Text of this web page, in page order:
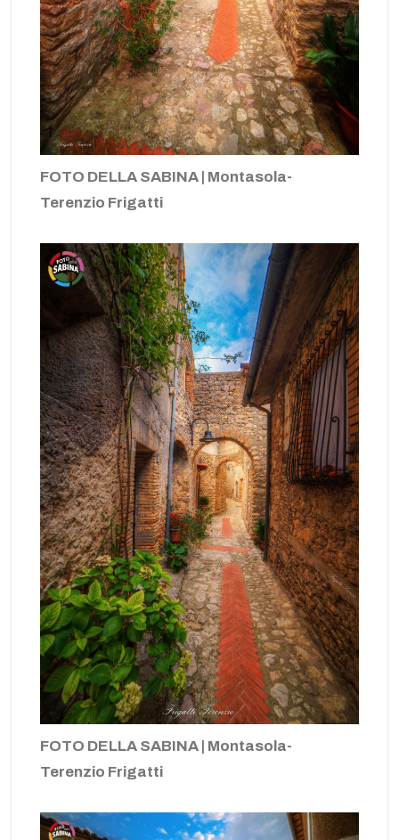
FOTO DELLA SABINA | Montasola-
Terenzio Frigatti
FOTO DELLA SABINA | Montasola-
Terenzio Frigatti